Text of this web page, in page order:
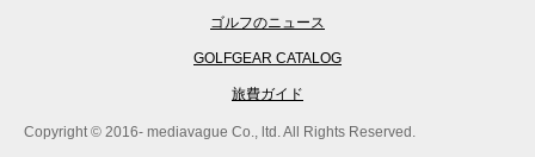
ゴルフのニュース
GOLFGEAR CATALOG
旅費ガイド
Copyright © 2016- mediavague Co., ltd. All Rights Reserved.